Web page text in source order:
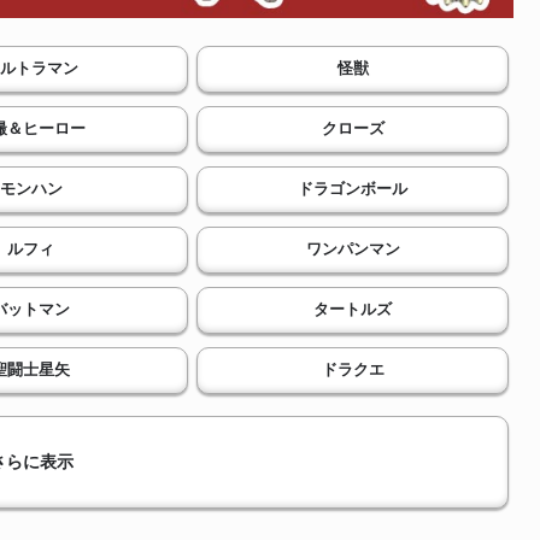
トラマン 怪獣
＆ヒーロー クローズ
モンハン ドラゴンボール
ルフィ ワンパンマン
ットマン タートルズ
闘士星矢 ドラクエ
らに表示